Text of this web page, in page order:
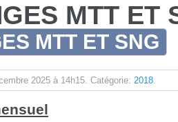
MTT ET
MTT ET SNG
2025 à 14h15. Catégorie: 2018.